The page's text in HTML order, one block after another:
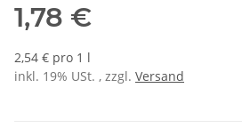
1,78 €
2,54 € pro 1 l
inkl. 19% USt. , zzgl. Versand